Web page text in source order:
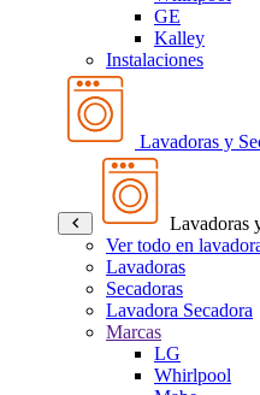
GE
Kalley
Instalaciones
Lavadoras y
Lavadoras
Ver todo en
Lavadoras
Secadoras
Lavadora Secadora
Marcas
LG
Whirlpool